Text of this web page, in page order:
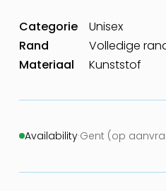
Categorie
Unisex
Rand
Volledige
Materiaal
Kunststof
Availability·Gent (op